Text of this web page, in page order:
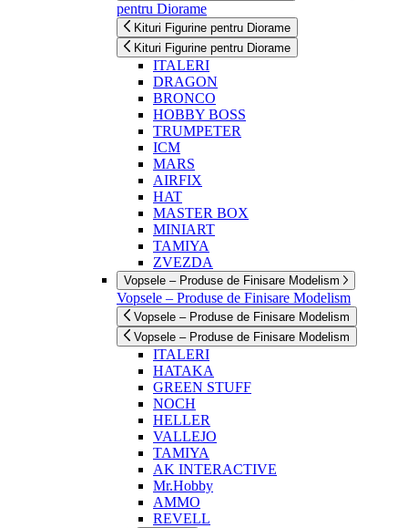
pentru Diorame
Kituri Figurine pentru Diorame
Kituri Figurine pentru Diorame
ITALERI
DRAGON
BRONCO
HOBBY BOSS
TRUMPETER
ICM
MARS
AIRFIX
HAT
MASTER BOX
MINIART
TAMIYA
ZVEZDA
Vopsele – Produse de Finisare Modelism
Vopsele – Produse de Finisare Modelism
Vopsele – Produse de Finisare Modelism
Vopsele – Produse de Finisare Modelism
ITALERI
HATAKA
GREEN STUFF
NOCH
HELLER
VALLEJO
TAMIYA
AK INTERACTIVE
Mr.Hobby
AMMO
REVELL